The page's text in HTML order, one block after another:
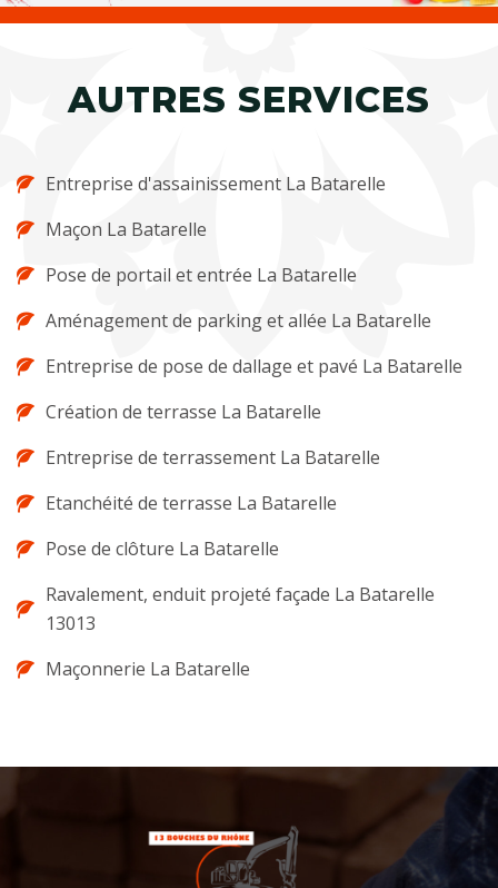
AUTRES SERVICES
Entreprise d'assainissement La Batarelle
Maçon La Batarelle
Pose de portail et entrée La Batarelle
Aménagement de parking et allée La Batarelle
Entreprise de pose de dallage et pavé La Batarelle
Création de terrasse La Batarelle
Entreprise de terrassement La Batarelle
Etanchéité de terrasse La Batarelle
Pose de clôture La Batarelle
Ravalement, enduit projeté façade La Batarelle
13013
Maçonnerie La Batarelle